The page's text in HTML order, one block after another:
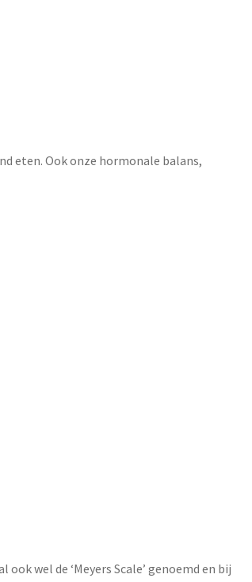
eten. Ook onze hormonale balans,
wel de ‘Meyers Scale’ genoemd en bij